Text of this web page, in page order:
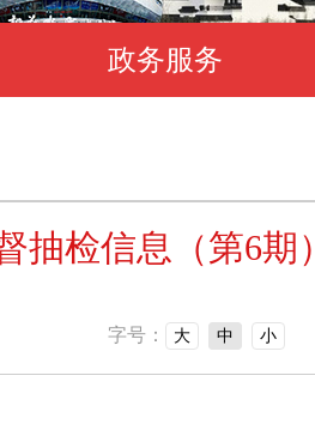
政务服务
抽检信息（第6期）
字号： 大 中 小